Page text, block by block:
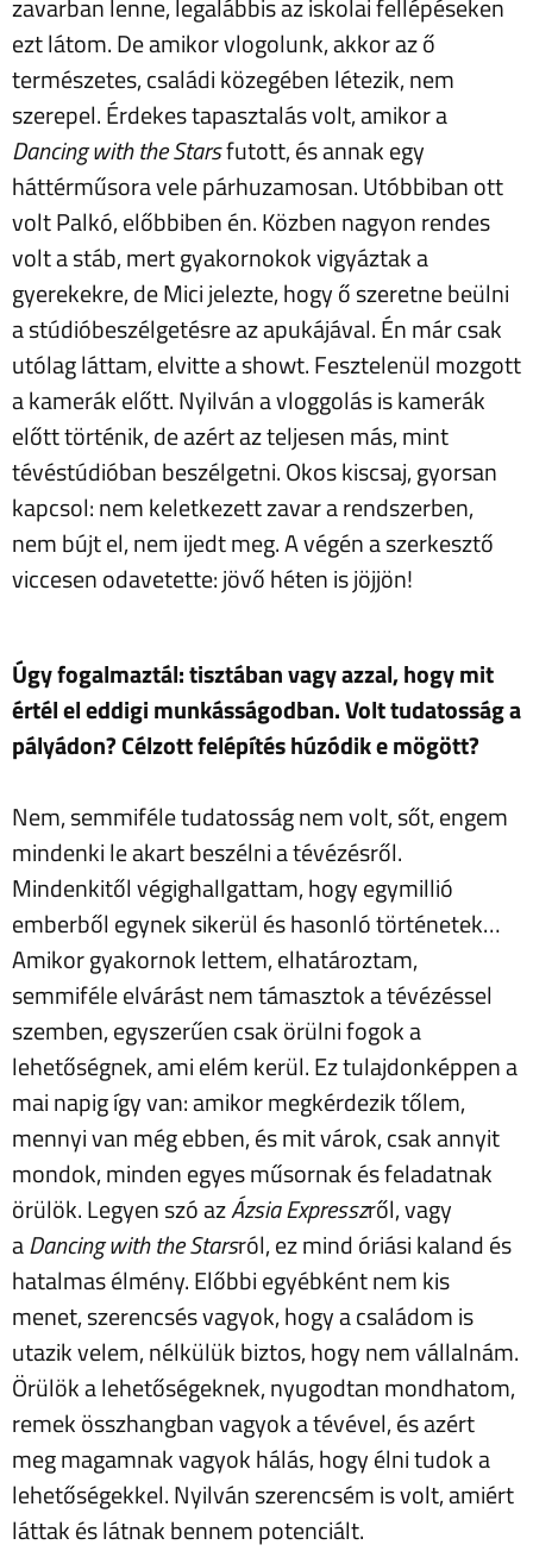
zavarban lenne, legalábbis az iskolai fellépéseken
ezt látom. De amikor vlogolunk, akkor az ő
természetes, családi közegében létezik, nem
szerepel. Érdekes tapasztalás volt, amikor a
Dancing with the Starsfutott, és annak egy
háttérműsora vele párhuzamosan. Utóbbiban ott
volt Palkó, előbbiben én. Közben nagyon rendes
volt a stáb, mert gyakornokok vigyáztak a
gyerekekre, de Mici jelezte, hogy ő szeretne beülni
a stúdióbeszélgetésre az apukájával. Én már csak
utólag láttam, elvitte a showt. Fesztelenül mozgott
a kamerák előtt. Nyilván a vloggolás is kamerák
előtt történik, de azért az teljesen más, mint
tévéstúdióban beszélgetni. Okos kiscsaj, gyorsan
kapcsol: nem keletkezett zavar a rendszerben,
nem bújt el, nem ijedt meg. A végén a szerkesztő
viccesen odavetette: jövő héten is jöjjön!
Úgy fogalmaztál: tisztában vagy azzal, hogy mit
értél el eddigi munkásságodban. Volt tudatosság a
pályádon? Célzott felépítés húzódik e mögött?
Nem, semmiféle tudatosság nem volt, sőt, engem
mindenki le akart beszélni a tévézésről.
Mindenkitől végighallgattam, hogy egymillió
emberből egynek sikerül és hasonló történetek…
Amikor gyakornok lettem, elhatároztam,
semmiféle elvárást nem támasztok a tévézéssel
szemben, egyszerűen csak örülni fogok a
lehetőségnek, ami elém kerül. Ez tulajdonképpen a
mai napig így van: amikor megkérdezik tőlem,
mennyi van még ebben, és mit várok, csak annyit
mondok, minden egyes műsornak és feladatnak
örülök. Legyen szó azÁzsia Expresszről, vagy
aDancing with the Starsról, ez mind óriási kaland és
hatalmas élmény. Előbbi egyébként nem kis
menet, szerencsés vagyok, hogy a családom is
utazik velem, nélkülük biztos, hogy nem vállalnám.
Örülök a lehetőségeknek, nyugodtan mondhatom,
remek összhangban vagyok a tévével, és azért
meg magamnak vagyok hálás, hogy élni tudok a
lehetőségekkel. Nyilván szerencsém is volt, amiért
láttak és látnak bennem potenciált.